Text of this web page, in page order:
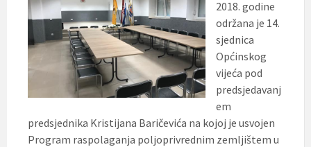
2018. godine
održana je 14.
sjednica
Općinskog
vijeća pod
predsjedavanj
em
predsjednika Kristijana Baričevića na kojoj je usvojen
Program raspolaganja poljoprivrednim zemljištem u